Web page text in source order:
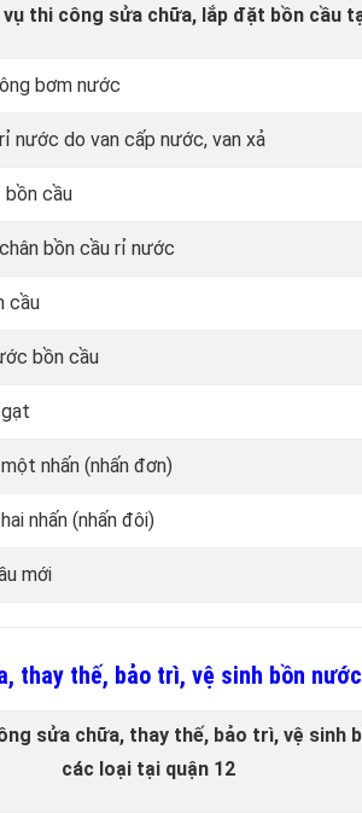
thi công sửa chữa, lắp đặt bồn cầu
bơm nước
nước do van cấp nước, van xả
cầu
bồn cầu rỉ nước
cầu
bồn cầu
nhấn (nhấn đơn)
nhấn (nhấn đôi)
mới
thay thế, bảo trì, vệ sinh bồn
sửa chữa, thay thế, bảo trì, vệ sinh
các loại tại quận 12